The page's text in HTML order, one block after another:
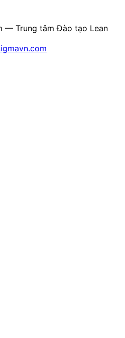
— Trung tâm Đào tạo Lean